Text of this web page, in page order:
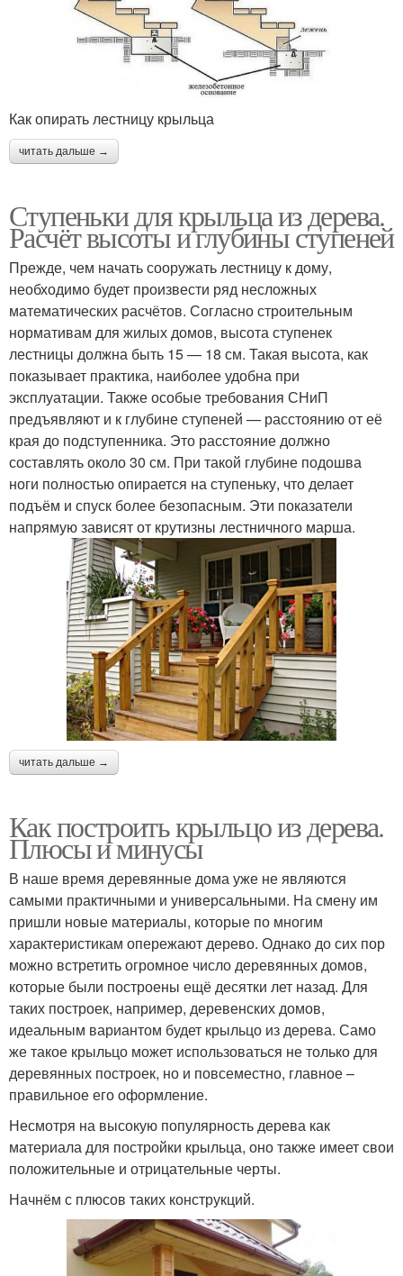
Как опирать лестницу крыльца
читать дальше →
Ступеньки для крыльца из дерева.
Расчёт высоты и глубины ступеней
Прежде, чем начать сооружать лестницу к дому,
необходимо будет произвести ряд несложных
математических расчётов. Согласно строительным
нормативам для жилых домов, высота ступенек
лестницы должна быть 15 — 18 см. Такая высота, как
показывает практика, наиболее удобна при
эксплуатации. Также особые требования СНиП
предъявляют и к глубине ступеней — расстоянию от её
края до подступенника. Это расстояние должно
составлять около 30 см. При такой глубине подошва
ноги полностью опирается на ступеньку, что делает
подъём и спуск более безопасным. Эти показатели
напрямую зависят от крутизны лестничного марша.
читать дальше →
Как построить крыльцо из дерева.
Плюсы и минусы
В наше время деревянные дома уже не являются
самыми практичными и универсальными. На смену им
пришли новые материалы, которые по многим
характеристикам опережают дерево. Однако до сих пор
можно встретить огромное число деревянных домов,
которые были построены ещё десятки лет назад. Для
таких построек, например, деревенских домов,
идеальным вариантом будет крыльцо из дерева. Само
же такое крыльцо может использоваться не только для
деревянных построек, но и повсеместно, главное –
правильное его оформление.
Несмотря на высокую популярность дерева как
материала для постройки крыльца, оно также имеет свои
положительные и отрицательные черты.
Начнём с плюсов таких конструкций.